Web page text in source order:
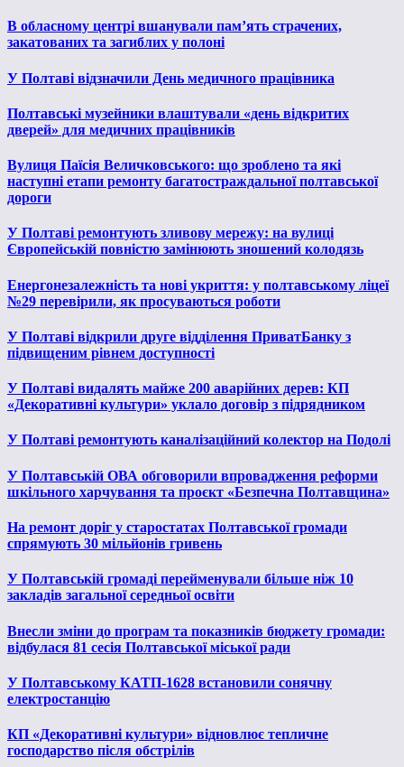
В обласному центрі вшанували пам’ять страчених,
закатованих та загиблих у полоні
У Полтаві відзначили День медичного працівника
Полтавські музейники влаштували «день відкритих
дверей» для медичних працівників
Вулиця Паїсія Величковського: що зроблено та які
наступні етапи ремонту багатостраждальної полтавської
дороги
У Полтаві ремонтують зливову мережу: на вулиці
Європейській повністю замінюють зношений колодязь
Енергонезалежність та нові укриття: у полтавському ліцеї
№29 перевірили, як просуваються роботи
У Полтаві відкрили друге відділення ПриватБанку з
підвищеним рівнем доступності
У Полтаві видалять майже 200 аварійних дерев: КП
«Декоративні культури» уклало договір з підрядником
У Полтаві ремонтують каналізаційний колектор на Подолі
У Полтавській ОВА обговорили впровадження реформи
шкільного харчування та проєкт «Безпечна Полтавщина»
На ремонт доріг у старостатах Полтавської громади
спрямують 30 мільйонів гривень
У Полтавській громаді перейменували більше ніж 10
закладів загальної середньої освіти
Внесли зміни до програм та показників бюджету громади:
відбулася 81 сесія Полтавської міської ради
У Полтавському КАТП-1628 встановили сонячну
електростанцію
КП «Декоративні культури» відновлює тепличне
господарство після обстрілів